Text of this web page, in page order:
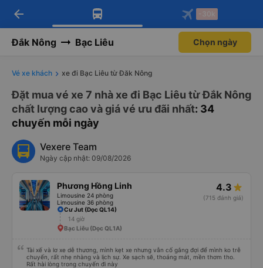
Tải app Vexere ngay!
Nhận ưu đãi thành viên độc
Mở app
Tải app Vexere
-30k/ghế khi đặt vé máy bay qua
Mở app
arrow_back -30k
Đắk Nông Bạc Liêu Chọn ngày
Vé xe khách xe đi Bạc Liêu từ Đăk Nông
Đặt mua vé xe 7 nhà xe đi Bạc Liêu từ Đắk Nông
chất lượng cao và giá vé ưu đãi nhất: 34
chuyến mỗi ngày
Vexere Team
Ngày cập nhật: 09/08/2026
Phương Hồng Linh
Limousine 24 phòng
Limousine 36 phòng
4.3
(715 đánh giá)
Cư Jut (Dọc QL14)
14 giờ
Bạc Liêu (Dọc QL1A)
Tài xế và lơ xe dễ thương, mình kẹt xe nhưng vẫn cố gắng đợi để mình ko trễ
chuyến, rất nhẹ nhàng và lịch sự. Xe sạch sẽ, thoáng mát, mền thơm tho.
Rất hài lòng trong chuyến đi này